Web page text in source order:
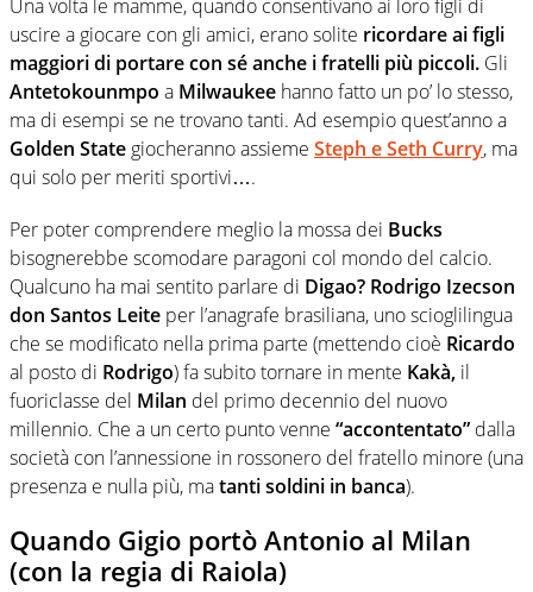
Una volta le mamme, quando consentivano ai loro figli di
uscire a giocare con gli amici, erano solite ricordare ai figli
maggiori di portare con sé anche i fratelli più piccoli. Gli
Antetokounmpo a Milwaukee hanno fatto un po’ lo stesso,
ma di esempi se ne trovano tanti. Ad esempio quest’anno a
Golden Stategiocheranno assieme Steph e Seth Curry, ma
qui solo per meriti sportivi….
Per poter comprendere meglio la mossa dei Bucks
bisognerebbe scomodare paragoni col mondo del calcio.
Qualcuno ha mai sentito parlare di Digao? Rodrigo Izecson
don Santos Leite per l’anagrafe brasiliana, uno scioglilingua
che se modificato nella prima parte (mettendo cioè Ricardo
al posto di Rodrigo) fa subito tornare in mente Kakà, il
fuoriclasse del Milan del primo decennio del nuovo
millennio. Che a un certo punto venne “accontentato” dalla
società con l’annessione in rossonero del fratello minore (una
presenza e nulla più, matanti soldini in banca).
Quando Gigio portò Antonio al Milan
(con la regia di Raiola)